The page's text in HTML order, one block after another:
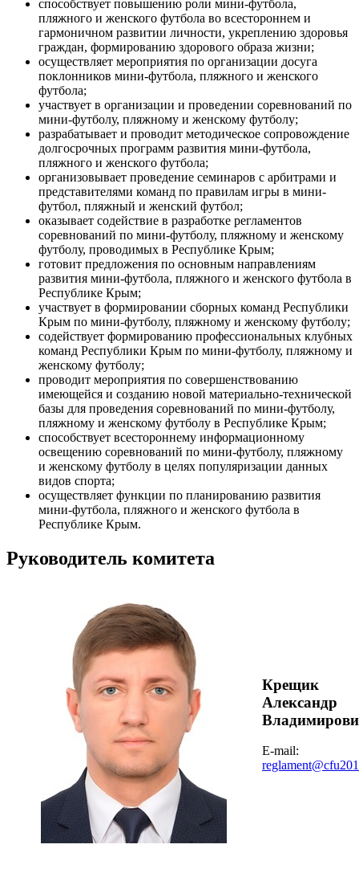
способствует повышению роли мини-футбола,
пляжного и женского футбола во всестороннем и
гармоничном развитии личности, укреплению здоровья
граждан, формированию здорового образа жизни;
осуществляет мероприятия по организации досуга
поклонников мини-футбола, пляжного и женского
футбола;
участвует в организации и проведении соревнований по
мини-футболу, пляжному и женскому футболу;
разрабатывает и проводит методическое сопровождение
долгосрочных программ развития мини-футбола,
пляжного и женского футбола;
организовывает проведение семинаров с арбитрами и
представителями команд по правилам игры в мини-
футбол, пляжный и женский футбол;
оказывает содействие в разработке регламентов
соревнований по мини-футболу, пляжному и женскому
футболу, проводимых в Республике Крым;
готовит предложения по основным направлениям
развития мини-футбола, пляжного и женского футбола в
Республике Крым;
участвует в формировании сборных команд Республики
Крым по мини-футболу, пляжному и женскому футболу;
содействует формированию профессиональных клубных
команд Республики Крым по мини-футболу, пляжному и
женскому футболу;
проводит мероприятия по совершенствованию
имеющейся и созданию новой материально-технической
базы для проведения соревнований по мини-футболу,
пляжному и женскому футболу в Республике Крым;
способствует всестороннему информационному
освещению соревнований по мини-футболу, пляжному
и женскому футболу в целях популяризации данных
видов спорта;
осуществляет функции по планированию развития
мини-футбола, пляжного и женского футбола в
Республике Крым.
Руководитель комитета
Крещик
Александр
E-mail: